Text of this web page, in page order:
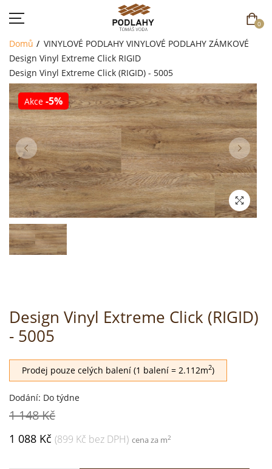
0
DOMŮ
SORTIMENT
AKCE
CENÍK
REFERENCE
SOUTĚŽ
Domů VINYLOVÉ PODLAHY VINYLOVÉ PODLAHY ZÁMKOVÉ
Design Vinyl Extreme Click RIGID
Design Vinyl Extreme Click (RIGID) - 5005
Akce -5%
Design Vinyl Extreme Click (RIGID)
- 5005
Prodej pouze celých balení (1 balení = 2.112m2)
Dodání: Do týdne
1 148 Kč
1 088 Kč (899 Kč bez DPH) cena za m2